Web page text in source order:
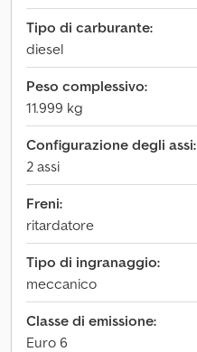
Tipo di carburante:
diesel
Peso complessivo:
11.999 kg
Configurazione degli assi:
2 assi
Freni:
ritardatore
Tipo di ingranaggio:
meccanico
Classe di emissione:
Euro 6